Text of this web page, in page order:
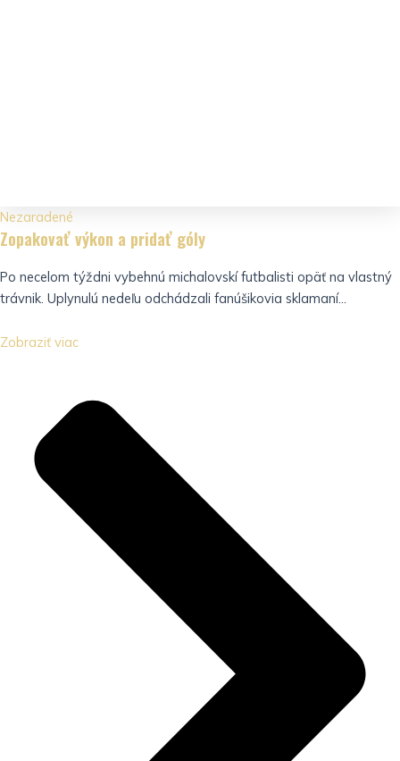
Nezaradené
Zopakovať výkon a pridať góly
Po necelom týždni vybehnú michalovskí futbalisti opäť na vlastný
trávnik. Uplynulú nedeľu odchádzali fanúšikovia sklamaní...
Zobraziť viac